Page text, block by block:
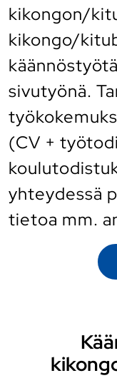
kikongon/
kikongo/
sivutyönä.
(CV +
yhteydessä
tietoa mm.